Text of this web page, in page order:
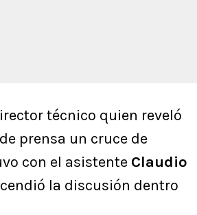
técnico quien reveló
prensa un cruce de
con el asistente Claudio
la discusión dentro